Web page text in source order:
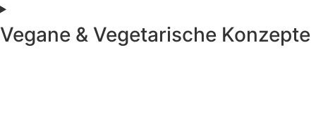
Vegane & Vegetarische Konzepte